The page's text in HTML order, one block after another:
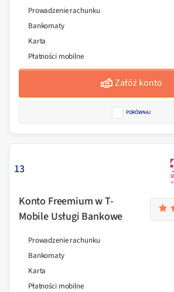
Prowadzenie rachunku
Bankomaty
Karta
Płatności mobilne
Załóż konto
PORÓWNAJ
13
Konto Freemium w T-
Mobile Usługi Bankowe
Prowadzenie rachunku
Bankomaty
Karta
Płatności mobilne